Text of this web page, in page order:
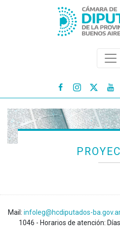
 
Mail: infoleg@hcdiputados-
1046 - Horarios de atención: